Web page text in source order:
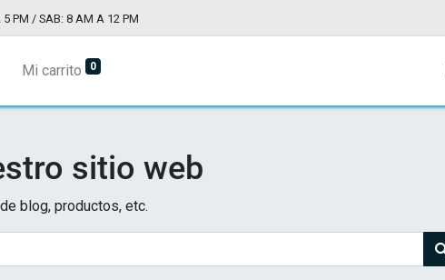
5 PM / SAB: 8 AM A 12 PM
Mi carrito 0
sitio web
blog, productos, etc.